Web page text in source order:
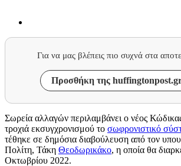
Για να μας βλέπεις πιο συχνά στα
Προσθήκη της
Σωρεία αλλαγών περιλαμβάνει ο νέος
τροχιά εκσυγχρονισμού το σωφρονιστικό
τέθηκε σε δημόσια διαβούλευση από τον
Πολίτη, Τάκη Θεοδωρικάκο, η οποία θα
Οκτωβρίου 2022.